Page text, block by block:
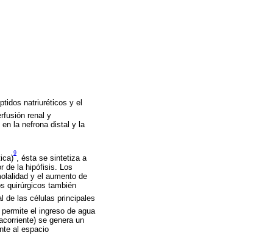
natriuréticos y el
renal y
la nefrona distal y la
9
, ésta se sintetiza a
de la hipófisis. Los
y el aumento de
quirúrgicos también
de las células principales
el ingreso de agua
se genera un
al espacio